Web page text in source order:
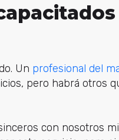
Un profesional del
pero habrá otros
con nosotros